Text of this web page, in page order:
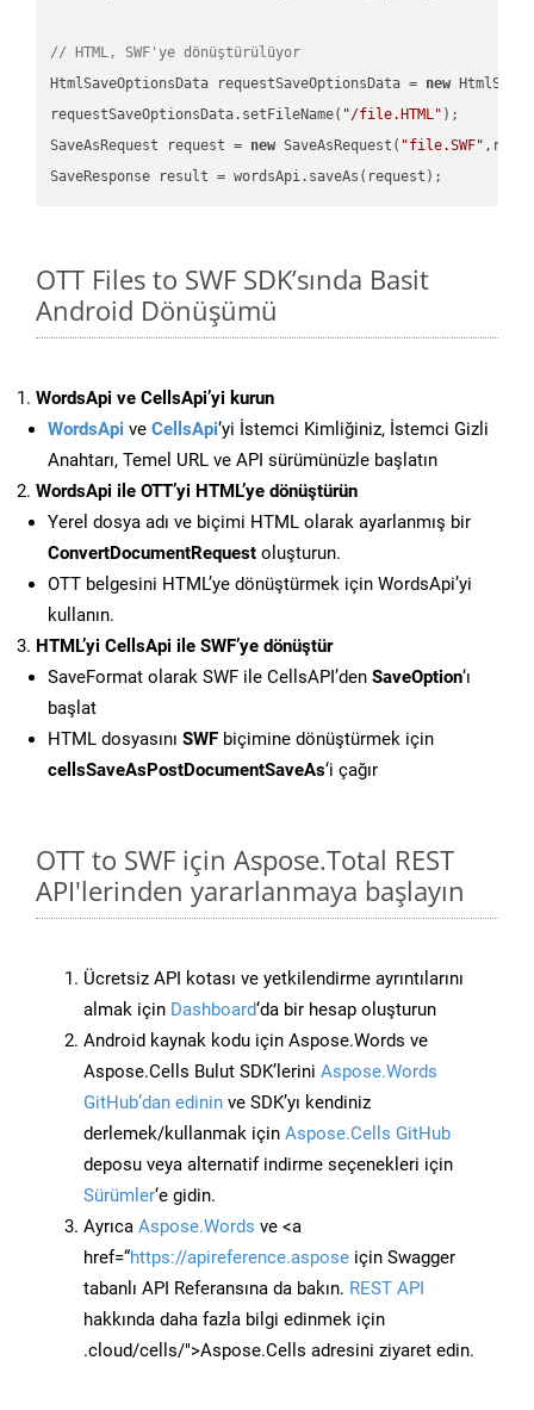
// HTML, SWF'ye dönüştürülüyor
HtmlSaveOptionsData requestSaveOptionsData = new
requestSaveOptionsData.setFileName( "/file.HTML" );
SaveAsRequest request = new SaveAsRequest( "file.SWF"
OTT Files to SWF SDK’sında Basit
Android Dönüşümü
WordsApi ve CellsApi’yi kurun
WordsApi ve CellsApi‘yi İstemci Kimliğiniz, İstemci Gizli
Anahtarı, Temel URL ve API sürümünüzle başlatın
WordsApi ile OTT’yi HTML’ye dönüştürün
Yerel dosya adı ve biçimi HTML olarak ayarlanmış bir
ConvertDocumentRequest oluşturun.
OTT belgesini HTML’ye dönüştürmek için WordsApi’yi
kullanın.
HTML’yi CellsApi ile SWF’ye dönüştür
SaveFormat olarak SWF ile CellsAPI’den SaveOption‘ı
başlat
HTML dosyasını SWF biçimine dönüştürmek için
cellsSaveAsPostDocumentSaveAs‘i çağır
OTT to SWF için Aspose.Total REST
API'lerinden yararlanmaya başlayın
Ücretsiz API kotası ve yetkilendirme ayrıntılarını
almak için Dashboard‘da bir hesap oluşturun
Android kaynak kodu için Aspose.Words ve
Aspose.Cells Bulut SDK’lerini Aspose.Words
GitHub’dan edinin ve SDK’yı kendiniz
derlemek/kullanmak için Aspose.Cells GitHub
deposu veya alternatif indirme seçenekleri için
Sürümler‘e gidin.
Ayrıca Aspose.Words ve <a
href=“https://apireference.aspose için Swagger
tabanlı API Referansına da bakın. REST API
hakkında daha fazla bilgi edinmek için
.cloud/cells/">Aspose.Cells adresini ziyaret edin.